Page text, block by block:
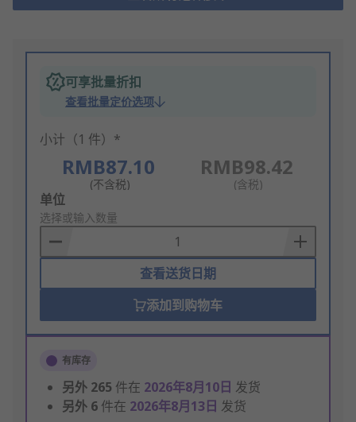
可享批量折扣
查看批量定价选项
小计（1 件）*
RMB87.10
(不含税)
RMB98.42
(含税)
Add
to
Basket
单位
选择或输入数量
查看送货日期
添加到购物车
有库存
另外 265 件在 2026年8月10日 发货
另外 6 件在 2026年8月13日 发货